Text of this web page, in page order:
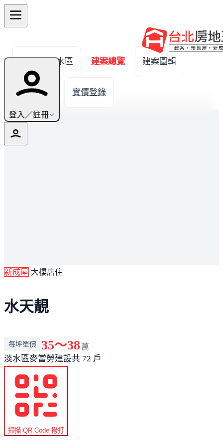
登入／註冊
← 返回淡水區 建案總覽 建案圖輯
生活機能 實價登錄
新成屋 大樓店住
水天靚
每坪單價 35～38 萬
淡水區麥當勞建設共 72 戶
掃描 QR Code 撥打